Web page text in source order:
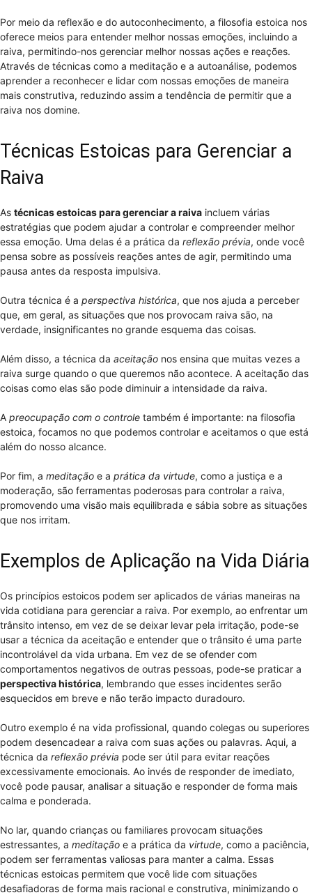
Por meio da reflexão e do autoconhecimento, a filosofia estoica nos
oferece meios para entender melhor nossas emoções, incluindo a
raiva, permitindo-nos gerenciar melhor nossas ações e reações.
Através de técnicas como a meditação e a autoanálise, podemos
aprender a reconhecer e lidar com nossas emoções de maneira
mais construtiva, reduzindo assim a tendência de permitir que a
raiva nos domine.
Técnicas Estoicas para Gerenciar a
Raiva
As técnicas estoicas para gerenciar a raiva incluem várias
estratégias que podem ajudar a controlar e compreender melhor
essa emoção. Uma delas é a prática da reflexão prévia, onde você
pensa sobre as possíveis reações antes de agir, permitindo uma
pausa antes da resposta impulsiva.
Outra técnica é a perspectiva histórica, que nos ajuda a perceber
que, em geral, as situações que nos provocam raiva são, na
verdade, insignificantes no grande esquema das coisas.
Além disso, a técnica da aceitação nos ensina que muitas vezes a
raiva surge quando o que queremos não acontece. A aceitação das
coisas como elas são pode diminuir a intensidade da raiva.
A preocupação com o controle também é importante: na filosofia
estoica, focamos no que podemos controlar e aceitamos o que está
além do nosso alcance.
Por fim, a meditação e a prática da virtude, como a justiça e a
moderação, são ferramentas poderosas para controlar a raiva,
promovendo uma visão mais equilibrada e sábia sobre as situações
que nos irritam.
Exemplos de Aplicação na Vida Diária
Os princípios estoicos podem ser aplicados de várias maneiras na
vida cotidiana para gerenciar a raiva. Por exemplo, ao enfrentar um
trânsito intenso, em vez de se deixar levar pela irritação, pode-se
usar a técnica da aceitação e entender que o trânsito é uma parte
incontrolável da vida urbana. Em vez de se ofender com
comportamentos negativos de outras pessoas, pode-se praticar a
perspectiva histórica, lembrando que esses incidentes serão
esquecidos em breve e não terão impacto duradouro.
Outro exemplo é na vida profissional, quando colegas ou superiores
podem desencadear a raiva com suas ações ou palavras. Aqui, a
técnica da reflexão prévia pode ser útil para evitar reações
excessivamente emocionais. Ao invés de responder de imediato,
você pode pausar, analisar a situação e responder de forma mais
calma e ponderada.
No lar, quando crianças ou familiares provocam situações
estressantes, a meditação e a prática da virtude, como a paciência,
podem ser ferramentas valiosas para manter a calma. Essas
técnicas estoicas permitem que você lide com situações
desafiadoras de forma mais racional e construtiva, minimizando o